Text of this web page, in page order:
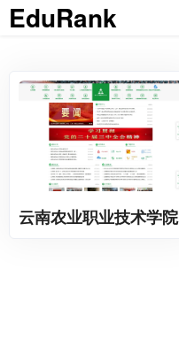
EduRank
云南农业职业技术学院